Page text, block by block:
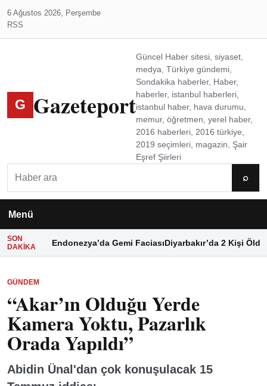
6 Ağustos 2026, Perşembe
RSS
G Gazeteport
Güncel Haber sitesi, siyaset,
medya, Türkiye gündemi,
Sondakika haberler, Haber,
haberler, istanbul haberleri,
istanbul haber, hava durumu,
memur, öğretmen, yerel haber,
2016 haberleri, 2016 türkiye,
2019 seçimleri, magazin, Şair
Eşref Şiirleri
⌕
Menü
SON
DAKIKA
Endonezya’da Gemi FaciasıDiyarbakır’da 2 Kişi Öldü
GÜNDEM
“Akar’ın Olduğu Yerde
Kamera Yoktu, Pazarlık
Orada Yapıldı”
Abidin Ünal'dan çok konuşulacak 15